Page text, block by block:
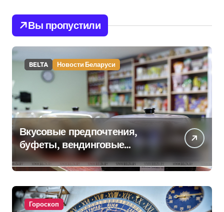
Вы пропустили
BELTA Новости Беларуси
Вкусовые предпочтения,
буфеты, вендинговые
аппараты. Минобразования об
изменениях в школьном
питании
Гороскоп